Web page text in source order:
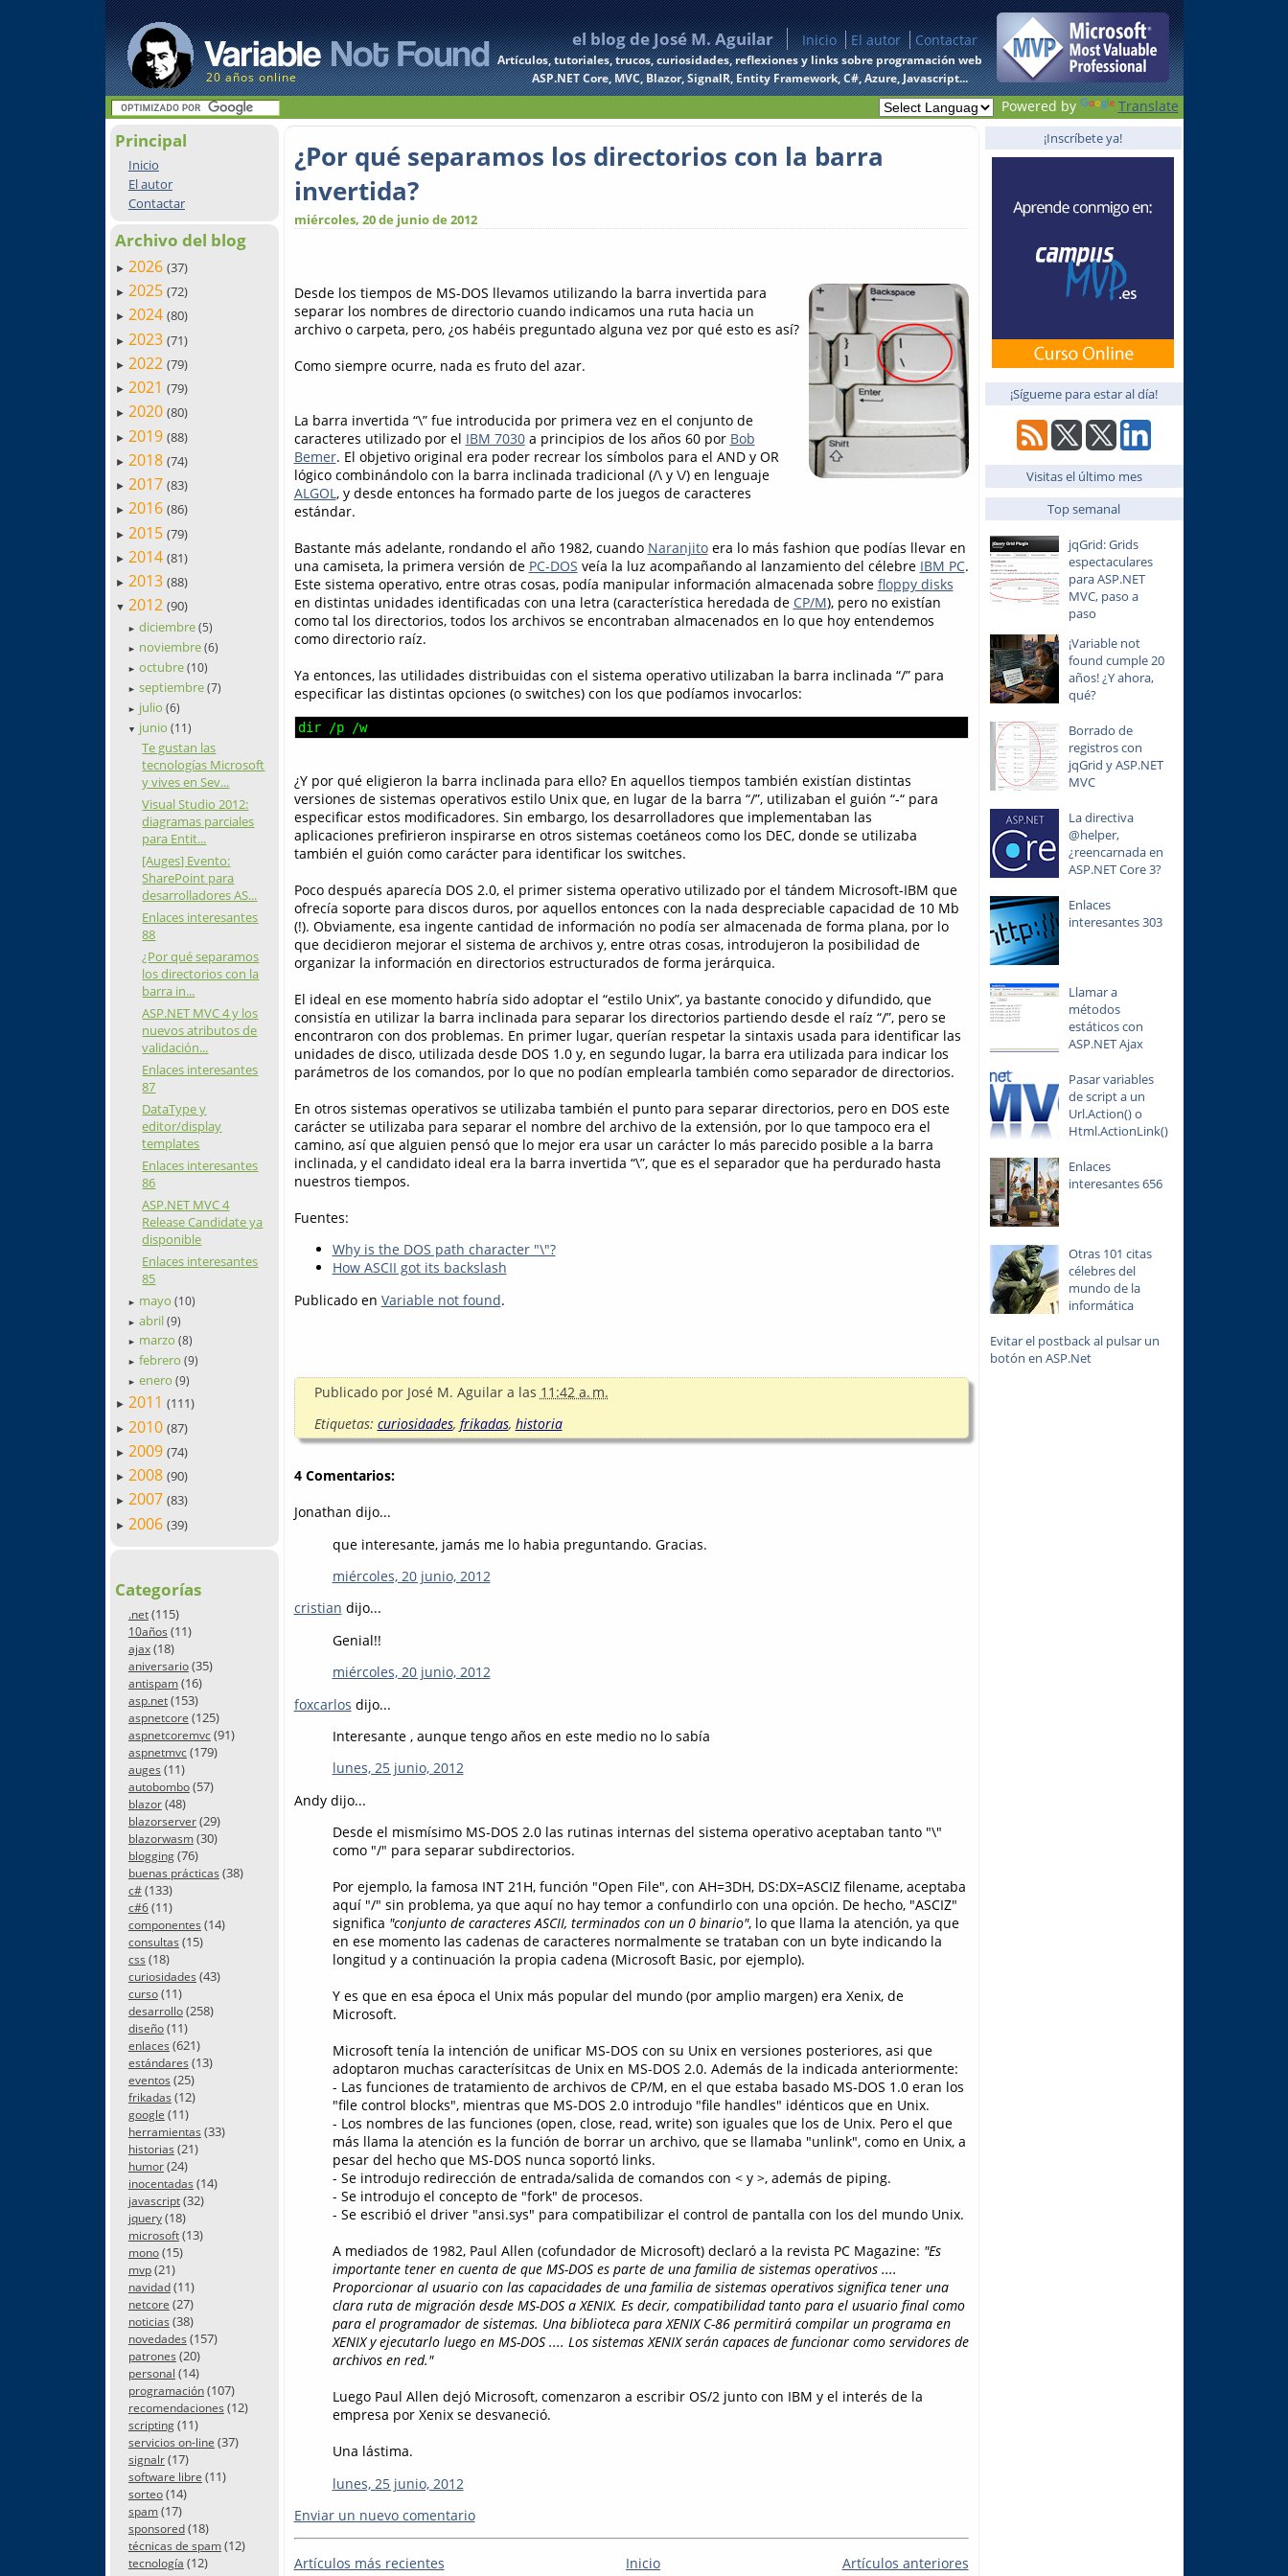
20 años online
el blog de José M. Aguilar Inicio El autor Contactar
Artículos, tutoriales, trucos, curiosidades, reflexiones y links sobre programación web
ASP.NET Core, MVC, Blazor, SignalR, Entity Framework, C#, Azure, Javascript...
Powered by Translate
Principal
Inicio
El autor
Contactar
Archivo del blog
► 2026 (37)
► 2025 (72)
► 2024 (80)
► 2023 (71)
► 2022 (79)
► 2021 (79)
► 2020 (80)
► 2019 (88)
► 2018 (74)
► 2017 (83)
► 2016 (86)
► 2015 (79)
► 2014 (81)
► 2013 (88)
▼ 2012 (90)
► diciembre(5)
► noviembre(6)
► octubre(10)
► septiembre(7)
► julio(6)
▼ junio(11)
Te gustan las
tecnologías Microsoft
y vives en Sev...
Visual Studio 2012:
diagramas parciales
para Entit...
[Auges] Evento:
SharePoint para
desarrolladores AS...
Enlaces interesantes
88
¿Por qué separamos
los directorios con la
barra in...
ASP.NET MVC 4 y los
nuevos atributos de
validación...
Enlaces interesantes
87
DataType y
editor/display
templates
Enlaces interesantes
86
ASP.NET MVC 4
Release Candidate ya
disponible
Enlaces interesantes
85
► mayo(10)
► abril(9)
► marzo(8)
► febrero(9)
► enero(9)
► 2011 (111)
► 2010 (87)
► 2009 (74)
► 2008 (90)
► 2007 (83)
► 2006 (39)
Categorías
.net(115)
10años (11)
ajax(18)
aniversario(35)
antispam(16)
asp.net(153)
aspnetcore (125)
aspnetcoremvc(91)
aspnetmvc(179)
auges (11)
autobombo(57)
blazor(48)
blazorserver(29)
blazorwasm(30)
blogging(76)
buenas prácticas (38)
c#(133)
c#6(11)
componentes (14)
consultas (15)
css (18)
curiosidades (43)
curso(11)
desarrollo(258)
diseño(11)
enlaces (621)
estándares (13)
eventos (25)
frikadas (12)
google (11)
herramientas (33)
historias (21)
humor(24)
inocentadas (14)
javascript(32)
jquery(18)
microsoft(13)
mono(15)
mvp(21)
navidad(11)
netcore (27)
noticias (38)
novedades (157)
patrones (20)
personal (14)
programación(107)
recomendaciones (12)
scripting(11)
servicios on-line (37)
signalr(17)
software libre (11)
sorteo(14)
spam(17)
sponsored(18)
técnicas de spam(12)
tecnología (12)
¿Por qué separamos los directorios con la barra
invertida?
miércoles, 20 de junio de 2012
Desde los tiempos de MS-DOS llevamos utilizando la barra invertida para
separar los nombres de directorio cuando indicamos una ruta hacia un
archivo o carpeta, pero, ¿os habéis preguntado alguna vez por qué esto es así?
Como siempre ocurre, nada es fruto del azar.
La barra invertida “\” fue introducida por primera vez en el conjunto de
caracteres utilizado por el IBM 7030a principios de los años 60 por Bob
Bemer. El objetivo original era poder recrear los símbolos para el AND y OR
lógico combinándolo con la barra inclinada tradicional (/\ y \/) en lenguaje
ALGOL, y desde entonces ha formado parte de los juegos de caracteres
estándar.
Bastante más adelante, rondando el año 1982, cuando Naranjitoera lo más fashion que podías llevar en
una camiseta, la primera versión de PC-DOS veía la luz acompañando al lanzamiento del célebre IBM PC.
Este sistema operativo, entre otras cosas, podía manipular información almacenada sobre floppy disks
en distintas unidades identificadas con una letra (característica heredada de CP/M), pero no existían
como tal los directorios, todos los archivos se encontraban almacenados en lo que hoy entendemos
como directorio raíz.
Ya entonces, las utilidades distribuidas con el sistema operativo utilizaban la barra inclinada “/” para
especificar las distintas opciones (o switches) con los que podíamos invocarlos:
dir /p /w
¿Y por qué eligieron la barra inclinada para ello? En aquellos tiempos también existían distintas
versiones de sistemas operativos estilo Unix que, en lugar de la barra “/”, utilizaban el guión “-“ para
especificar estos modificadores. Sin embargo, los desarrolladores que implementaban las
aplicaciones prefirieron inspirarse en otros sistemas coetáneos como los DEC, donde se utilizaba
también el guión como carácter para identificar los switches.
Poco después aparecía DOS 2.0, el primer sistema operativo utilizado por el tándem Microsoft-IBM que
ofrecía soporte para discos duros, por aquellos entonces con la nada despreciable capacidad de 10 Mb
(!). Obviamente, esa ingente cantidad de información no podía ser almacenada de forma plana, por lo
que decidieron mejorar el sistema de archivos y, entre otras cosas, introdujeron la posibilidad de
organizar la información en directorios estructurados de forma jerárquica.
El ideal en ese momento habría sido adoptar el “estilo Unix”, ya bastante conocido y difundido, que
consistía en utilizar la barra inclinada para separar los directorios partiendo desde el raíz “/”, pero se
encontraron con dos problemas. En primer lugar, querían respetar la sintaxis usada para identificar las
unidades de disco, utilizada desde DOS 1.0 y, en segundo lugar, la barra era utilizada para indicar los
parámetros de los comandos, por lo que no podían emplearla también como separador de directorios.
En otros sistemas operativos se utilizaba también el punto para separar directorios, pero en DOS este
carácter se utilizaba para separar el nombre del archivo de la extensión, por lo que tampoco era el
camino, así que alguien pensó que lo mejor era usar un carácter lo más parecido posible a la barra
inclinada, y el candidato ideal era la barra invertida “\”, que es el separador que ha perdurado hasta
nuestros tiempos.
Fuentes:
Why is the DOS path character "\"?
How ASCII got its backslash
Publicado en Variable not found.
Publicado por José M. Aguilar a las 11:42 a. m.
Etiquetas: curiosidades, frikadas, historia
4 Comentarios:
Jonathan dijo...
que interesante, jamás me lo habia preguntando. Gracias.
miércoles, 20 junio, 2012
cristian dijo...
Genial!!
miércoles, 20 junio, 2012
foxcarlos dijo...
Interesante , aunque tengo años en este medio no lo sabía
lunes, 25 junio, 2012
Andy dijo...
Desde el mismísimo MS-DOS 2.0 las rutinas internas del sistema operativo aceptaban tanto "\"
como "/" para separar subdirectorios.
Por ejemplo, la famosa INT 21H, función "Open File", con AH=3DH, DS:DX=ASCIZ filename, aceptaba
aquí "/" sin problema, ya que aquí no hay temor a confundirlo con una opción. De hecho, "ASCIZ"
significa "conjunto de caracteres ASCII, terminados con un 0 binario", lo que llama la atención, ya que
en ese momento las cadenas de caracteres normalmente se trataban con un byte indicando la
longitud y a continuación la propia cadena (Microsoft Basic, por ejemplo).
Y es que en esa época el Unix más popular del mundo (por amplio margen) era Xenix, de
Microsoft.
Microsoft tenía la intención de unificar MS-DOS con su Unix en versiones posteriores, asi que
adoptaron muchas caracterísitcas de Unix en MS-DOS 2.0. Además de la indicada anteriormente:
- Las funciones de tratamiento de archivos de CP/M, en el que estaba basado MS-DOS 1.0 eran los
"file control blocks", mientras que MS-DOS 2.0 introdujo "file handles" idénticos que en Unix.
- Los nombres de las funciones (open, close, read, write) son iguales que los de Unix. Pero el que
más llama la atención es la función de borrar un archivo, que se llamaba "unlink", como en Unix, a
pesar del hecho que MS-DOS nunca soportó links.
- Se introdujo redirección de entrada/salida de comandos con < y >, además de piping.
- Se introdujo el concepto de "fork" de procesos.
- Se escribió el driver "ansi.sys" para compatibilizar el control de pantalla con los del mundo Unix.
A mediados de 1982, Paul Allen (cofundador de Microsoft) declaró a la revista PC Magazine: "Es
importante tener en cuenta de que MS-DOS es parte de una familia de sistemas operativos ....
Proporcionar al usuario con las capacidades de una familia de sistemas operativos significa tener una
clara ruta de migración desde MS-DOS a XENIX. Es decir, compatibilidad tanto para el usuario final como
para el programador de sistemas. Una biblioteca para XENIX C-86 permitirá compilar un programa en
XENIX y ejecutarlo luego en MS-DOS .... Los sistemas XENIX serán capaces de funcionar como servidores de
archivos en red."
Luego Paul Allen dejó Microsoft, comenzaron a escribir OS/2 junto con IBM y el interés de la
empresa por Xenix se desvaneció.
Una lástima.
lunes, 25 junio, 2012
Enviar un nuevo comentario
Artículos más recientes Artículos anteriores
Inicio
¡Inscríbete ya!
¡Sígueme para estar al día!
Visitas el último mes
Top semanal
jqGrid: Grids
espectaculares
para ASP.NET
MVC, paso a
paso
¡Variable not
found cumple 20
años! ¿Y ahora,
qué?
Borrado de
registros con
jqGrid y ASP.NET
MVC
La directiva
@helper,
¿reencarnada en
ASP.NET Core 3?
Enlaces
interesantes 303
Llamar a
métodos
estáticos con
ASP.NET Ajax
Pasar variables
de script a un
Url.Action() o
Html.ActionLink()
Enlaces
interesantes 656
Otras 101 citas
célebres del
mundo de la
informática
Evitar el postback al pulsar un
botón en ASP.Net